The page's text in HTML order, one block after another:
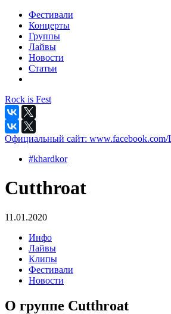
Фестивали
Концерты
Группы
Лайвы
Новости
Статьи
Rock is Fest
Официальный сайт: www.facebook.com/
#khardkor
Cutthroat
11.01.2020
Инфо
Лайвы
Клипы
Фестивали
Новости
О группе Cutthroat